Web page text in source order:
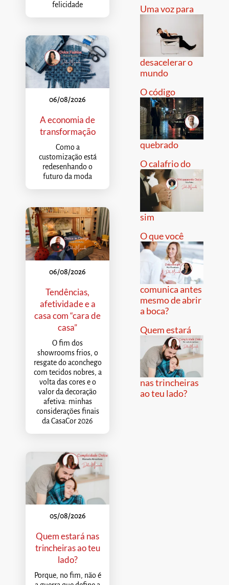
felicidade
06/08/2026
A economia de
transformação
Como a
customização está
redesenhando o
futuro da moda
06/08/2026
Tendências,
afetividade e a
casa com “cara de
casa”
O fim dos
showrooms frios, o
resgate do aconchego
com tecidos nobres, a
volta das cores e o
valor da decoração
afetiva: minhas
considerações finais
da CasaCor 2026
05/08/2026
Quem estará nas
trincheiras ao teu
lado?
Porque, no fim, não é
Uma voz para
desacelerar o
mundo
O código
quebrado
O calafrio do
sim
O que você
comunica antes
mesmo de abrir
a boca?
Quem estará
nas trincheiras
ao teu lado?